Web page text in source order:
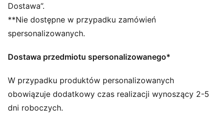
Podszewka: Siateczka
Wkładka OrthoLite®
Podeszwa zewnętrzna: Gumowa
Dostawa”.
**Nie dostępne w przypadku zamówień
spersonalizowanych.
Dostawa przedmiotu spersonalizowanego*
W przypadku produktów personalizowanych
obowiązuje dodatkowy czas realizacji wynoszący 2-5
dni roboczych.